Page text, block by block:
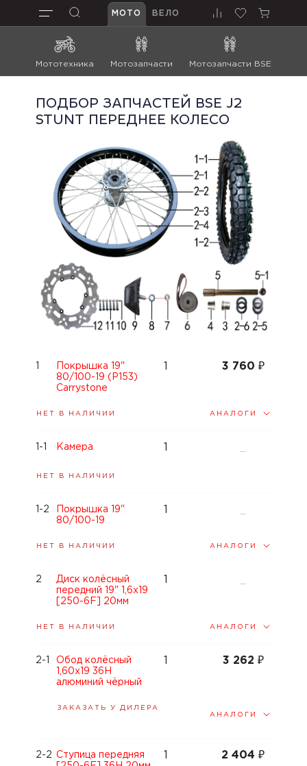
МОТО ВЕЛО
Мототехника Мотозапчасти Мотозапчасти BSE
ПОДБОР ЗАПЧАСТЕЙ BSE J2
STUNT ПЕРЕДНЕЕ КОЛЕСО
Покрышка 19"
80/100-19 (P153)
Carrystone
3 760 ₽
НЕТ В НАЛИЧИИ АНАЛОГИ
Камера
—
НЕТ В НАЛИЧИИ
1-1
Покрышка 19"
80/100-19
—
НЕТ В НАЛИЧИИ АНАЛОГИ
1-2
Диск колёсный
передний 19" 1,6x19
[250-6F] 20мм
—
НЕТ В НАЛИЧИИ АНАЛОГИ
2
Обод колёсный
1,60x19 36H
алюминий чёрный
3 262 ₽
ЗАКАЗАТЬ У ДИЛЕРА
АНАЛОГИ
2-1
Ступица передняя
2 404₽
2-2